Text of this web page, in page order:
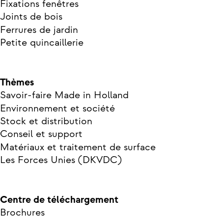
Fixations fenêtres
Joints de bois
Ferrures de jardin
Petite quincaillerie
Thèmes
Savoir-faire Made in Holland
Environnement et société
Stock et distribution
Conseil et support
Matériaux et traitement de surface
Les Forces Unies (DKVDC)
Centre de téléchargement
Brochures